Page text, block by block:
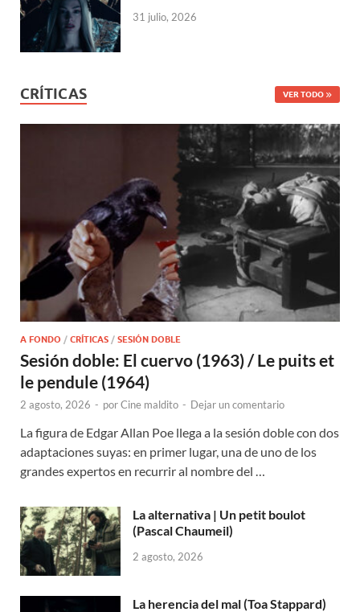
31 julio, 2026
CRÍTICAS VER TODO
A FONDO / CRÍTICAS / SESIÓN DOBLE
Sesión doble: El cuervo (1963) / Le puits et
le pendule (1964)
2 agosto, 2026 - porCine maldito - Dejar un comentario
La figura de Edgar Allan Poe llega a la sesión doble con dos
adaptaciones suyas: en primer lugar, una de uno de los
grandes expertos en recurrir al nombre del …
La alternativa | Un petit boulot
(Pascal Chaumeil)
2 agosto, 2026
La herencia del mal (Toa Stappard)